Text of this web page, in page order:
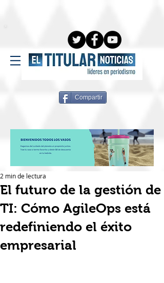
Compartir
El futuro de la gestión de
TI: Cómo AgileOps está
redefiniendo el éxito
empresarial
2 min de lectura